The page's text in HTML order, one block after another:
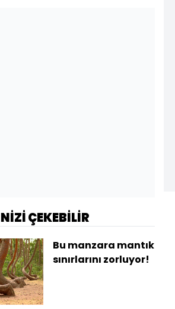
ÇEKEBİLİR
Bu manzara mantık
sınırlarını zorluyor!